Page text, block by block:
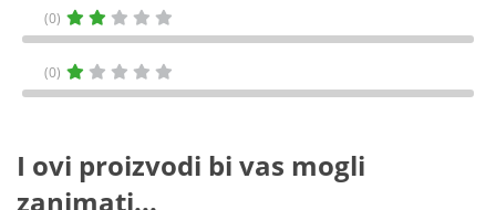
(0)
(0)
I ovi proizvodi bi vas mogli
zanimati...